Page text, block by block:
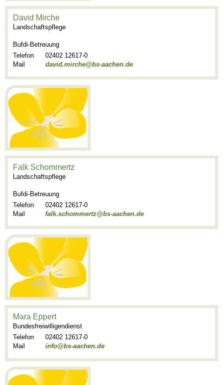
David Mirche
Landschaftspflege
Bufdi-Betreuung
Telefon
02402 12617-0
Mail
david.mirche@bs-aachen.de
Falk Schommertz
Landschaftspflege
Bufdi-Betreuung
Telefon
02402 12617-0
Mail
falk.schommertz@bs-aachen.de
Mara Eppert
Bundesfreiwilligendienst
Telefon
02402 12617-0
Mail
info@bs-aachen.de